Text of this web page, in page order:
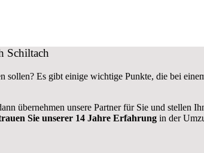
Schiltach
Es gibt einige wichtige Punkte, die bei
übernehmen unsere Partner für Sie und stellen
Sie unserer 14 Jahre Erfahrung in der